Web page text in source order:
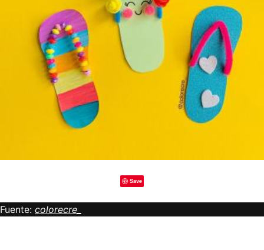
Save
Fuente: colorecre_